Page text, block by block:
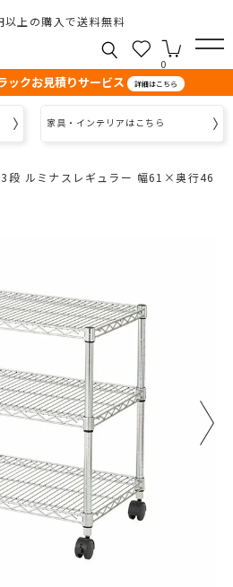
上の購入で送料無料
0
ックお見積りサービス 詳細はこちら
家具・インテリアはこちら
段 ルミナスレギュラー 幅61×奥行46